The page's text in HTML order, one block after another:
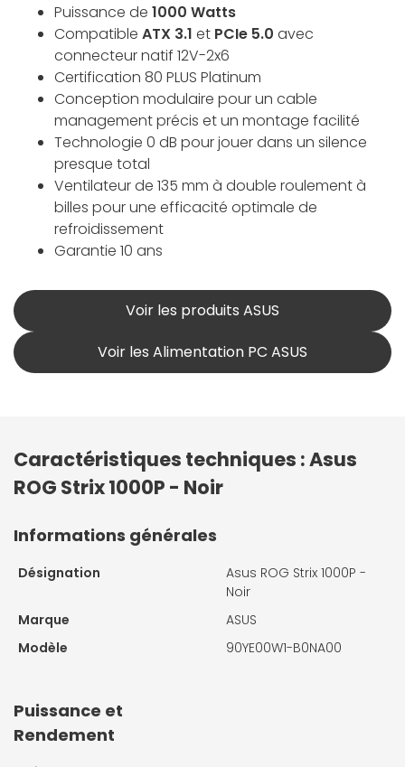
Puissance de 1000 Watts
Compatible ATX 3.1 et PCIe 5.0 avec
connecteur natif 12V-2x6
Certification 80 PLUS Platinum
Conception modulaire pour un cable
management précis et un montage facilité
Technologie 0 dB pour jouer dans un silence
presque total
Ventilateur de 135 mm à double roulement à
billes pour une efficacité optimale de
refroidissement
Garantie 10 ans
Voir les produits ASUS
Voir les Alimentation PC ASUS
Caractéristiques techniques : Asus
ROG Strix 1000P - Noir
Informations générales
Désignation
Asus ROG Strix 1000P -
Noir
Marque
ASUS
Modèle
90YE00W1-B0NA00
Puissance et
Rendement